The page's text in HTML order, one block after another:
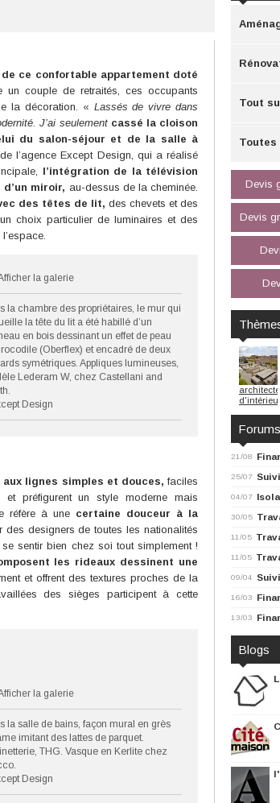
ce confortable appartement doté
couple de retraités, ces occupants
la décoration. « Lassés de vivre dans
J’ai seulement cassé la cloison
du salon-séjour et de la salle à
l’agence Except Design, qui a réalisé
l’intégration de la télévision
miroir, au-dessus de la cheminée.
des têtes de lit, des chevets et des
choix particulier de luminaires et des
la galerie
la chambre des propriétaires, le mur qui
la tête du lit a été habillé d’un
en bois dessinant un effet de peau
(Oberflex) et encadré de deux
symétriques. Appliques lumineuses,
Lederam W, chez Castellani and
Design
lignes simples et douces, faciles
préfigurent un style moderne mais
réfère à une certaine douceur à la
designers de toutes les nationalités
sentir bien chez soi tout simplement !
les rideaux dessinent une
et offrent des textures proches de la
des sièges participent à cette
la galerie
la salle de bains, façon mural en grès
imitant des lattes de parquet.
THG. Vasque en Kerlite chez
Design
Tout
Toutes
Devis
Devis
architecte
d'intérieur
Forums
21/08
25/07
04/07
30/05
11/05
11/05
09/04
16/03
13/03
Blogs